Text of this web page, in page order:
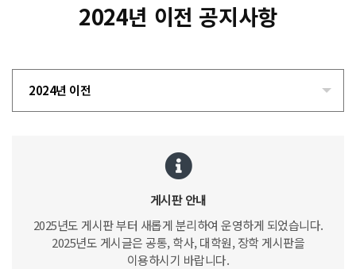
2024년 이전 공지사항
2024년 이전
게시판 안내
2025년도 게시판 부터 새롭게 분리하여 운영하게 되었습니다.
2025년도 게시글은 공통, 학사, 대학원, 장학 게시판을
이용하시기 바랍니다.